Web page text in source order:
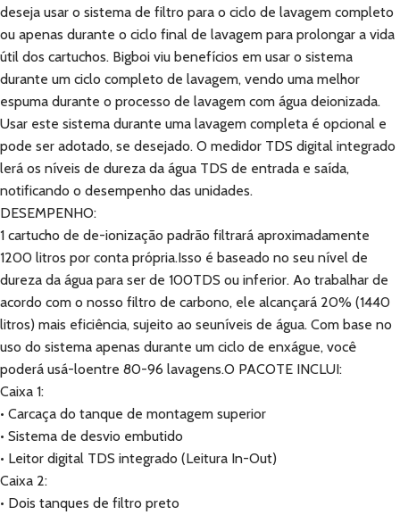
deseja usar o sistema de filtro para o ciclo de lavagem completo
ou apenas durante o ciclo final de lavagem para prolongar a vida
útil dos cartuchos. Bigboi viu benefícios em usar o sistema
durante um ciclo completo de lavagem, vendo uma melhor
espuma durante o processo de lavagem com água deionizada.
Usar este sistema durante uma lavagem completa é opcional e
pode ser adotado, se desejado. O medidor TDS digital integrado
lerá os níveis de dureza da água TDS de entrada e saída,
notificando o desempenho das unidades.
DESEMPENHO:
1 cartucho de de-ionização padrão filtrará aproximadamente
1200 litros por conta própria.Isso é baseado no seu nível de
dureza da água para ser de 100TDS ou inferior. Ao trabalhar de
acordo com o nosso filtro de carbono, ele alcançará 20% (1440
litros) mais eficiência, sujeito ao seuníveis de água. Com base no
uso do sistema apenas durante um ciclo de enxágue, você
poderá usá-loentre 80-96 lavagens.O PACOTE INCLUI:
Caixa 1:
• Carcaça do tanque de montagem superior
• Sistema de desvio embutido
• Leitor digital TDS integrado (Leitura In-Out)
Caixa 2:
• Dois tanques de filtro preto